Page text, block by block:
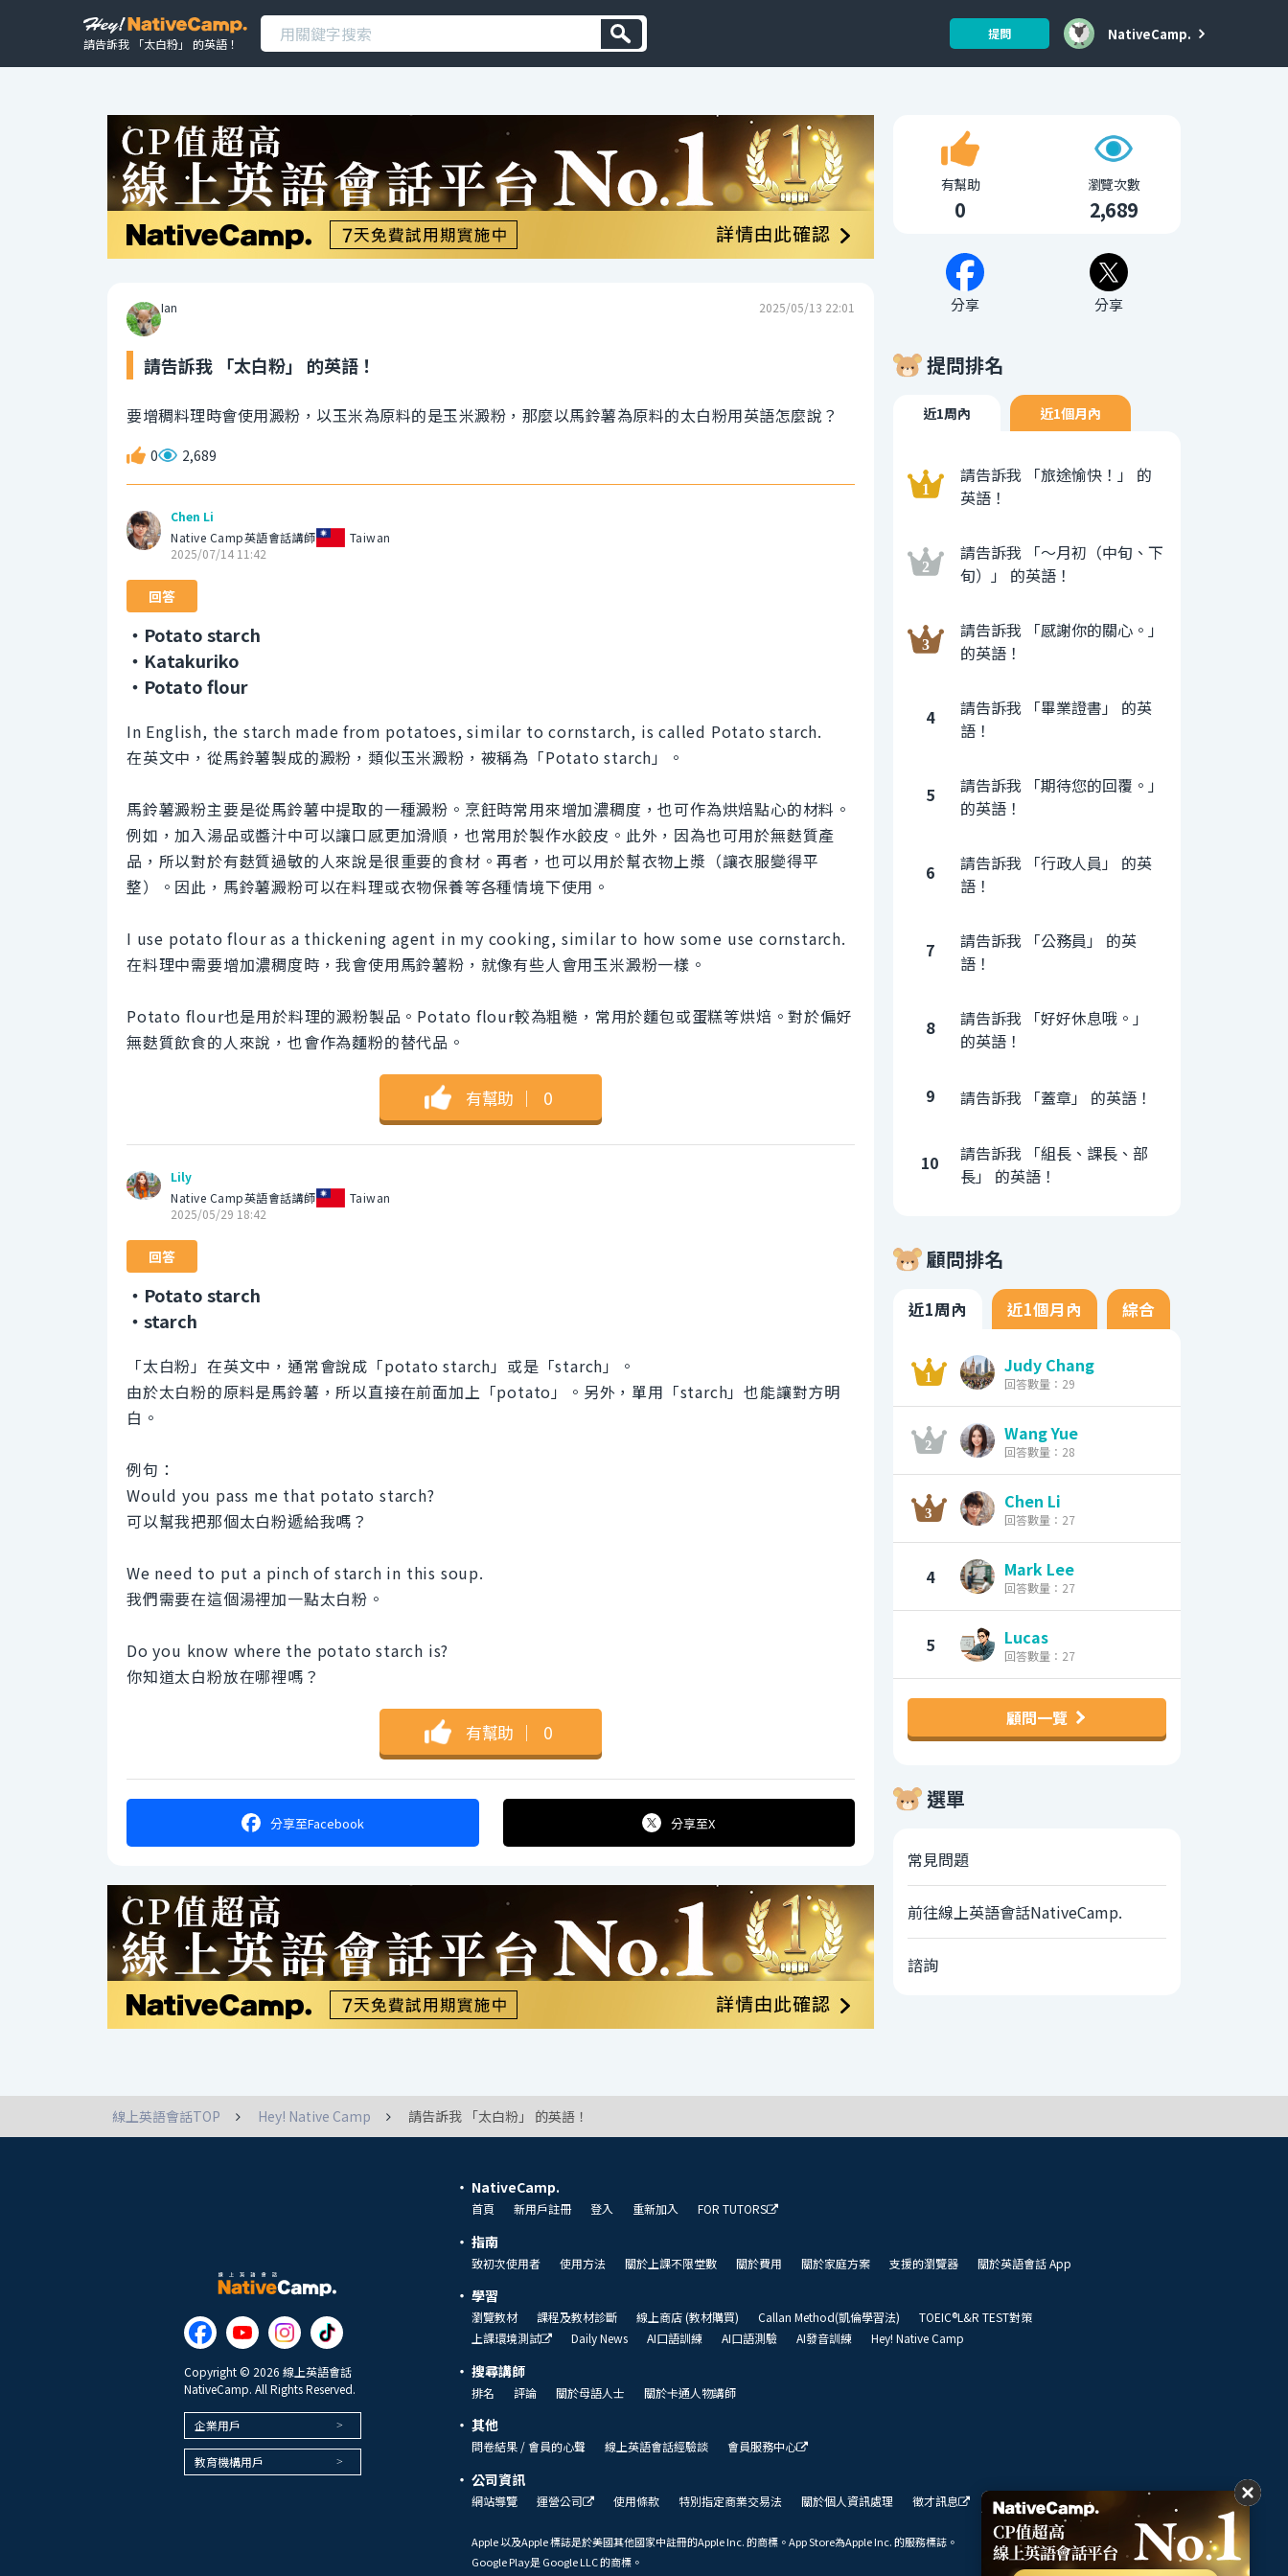
請告訴我 「太白粉」 的英語！
提問 NativeCamp.
Ian 2025/05/13 22:01
請告訴我 「太白粉」 的英語！
要增稠料理時會使用澱粉，以玉米為原料的是玉米澱粉，那麼以馬鈴薯為原料的太白粉用英語怎麼說？
0 2,689
Chen Li
Native Camp英語會話講師
Taiwan
2025/07/14 11:42
回答
・Potato starch
・Katakuriko
・Potato flour
In English, the starch made from potatoes, similar to cornstarch, is called Potato starch.
在英文中，從馬鈴薯製成的澱粉，類似玉米澱粉，被稱為「Potato starch」。
馬鈴薯澱粉主要是從馬鈴薯中提取的一種澱粉。烹飪時常用來增加濃稠度，也可作為烘焙點心的材料。
例如，加入湯品或醬汁中可以讓口感更加滑順，也常用於製作水餃皮。此外，因為也可用於無麩質產
品，所以對於有麩質過敏的人來說是很重要的食材。再者，也可以用於幫衣物上漿（讓衣服變得平
整）。因此，馬鈴薯澱粉可以在料理或衣物保養等各種情境下使用。
I use potato flour as a thickening agent in my cooking, similar to how some use cornstarch.
在料理中需要增加濃稠度時，我會使用馬鈴薯粉，就像有些人會用玉米澱粉一樣。
Potato flour也是用於料理的澱粉製品。Potato flour較為粗糙，常用於麵包或蛋糕等烘焙。對於偏好
無麩質飲食的人來說，也會作為麵粉的替代品。
有幫助 ｜ 0
Lily
Native Camp英語會話講師
Taiwan
2025/05/29 18:42
回答
・Potato starch
・starch
「太白粉」在英文中，通常會說成「potato starch」或是「starch」。
由於太白粉的原料是馬鈴薯，所以直接在前面加上「potato」。另外，單用「starch」也能讓對方明
白。
例句：
Would you pass me that potato starch?
可以幫我把那個太白粉遞給我嗎？
We need to put a pinch of starch in this soup.
我們需要在這個湯裡加一點太白粉。
Do you know where the potato starch is?
你知道太白粉放在哪裡嗎？
有幫助 ｜ 0
分享至Facebook 分享至X
有幫助
0
瀏覽次數
2,689
分享 分享
提問排名
近1周內 近1個月內
請告訴我 「旅途愉快！」 的
英語！
請告訴我 「〜月初（中旬、下
旬）」 的英語！
請告訴我 「感謝你的關心。」
的英語！
4
請告訴我 「畢業證書」 的英
語！
5
請告訴我 「期待您的回覆。」
的英語！
6
請告訴我 「行政人員」 的英
語！
7
請告訴我 「公務員」 的英
語！
8
請告訴我 「好好休息哦。」
的英語！
9 請告訴我 「蓋章」 的英語！
10
請告訴我 「組長、課長、部
長」 的英語！
顧問排名
近1周內 近1個月內 綜合
Judy Chang
回答數量：29
Wang Yue
回答數量：28
Chen Li
回答數量：27
4 Mark Lee
回答數量：27
5 Lucas
回答數量：27
顧問一覽
選單
常見問題
前往線上英語會話NativeCamp.
諮詢
線上英語會話TOP Hey! Native Camp 請告訴我 「太白粉」 的英語！
Copyright © 2026 線上英語會話
NativeCamp. All Rights Reserved.
企業用戶
教育機構用戶
NativeCamp.
首頁 新用戶註冊 登入 重新加入 FOR TUTORS
指南
致初次使用者 使用方法 關於上課不限堂數 關於費用 關於家庭方案 支援的瀏覽器 關於英語會話 App
學習
瀏覽教材 課程及教材診斷 線上商店 (教材購買) Callan Method(凱倫學習法)
TOEIC®L&R TEST對策
上課環境測試
Daily News AI口語訓練 AI口語測驗 AI發音訓練 Hey! Native Camp
搜尋講師
排名 評論 關於母語人士 關於卡通人物講師
其他
問卷結果 / 會員的心聲 線上英語會話經驗談 會員服務中心
公司資訊
網站導覽 運營公司 使用條款 特別指定商業交易法 關於個人資訊處理 徵才訊息 我們的展望
Apple 以及Apple 標誌是於美國其他國家中註冊的Apple Inc. 的商標。App Store為Apple Inc. 的服務標誌。
Google Play是 Google LLC 的商標。